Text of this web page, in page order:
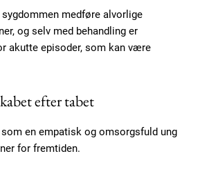
Plans
sygdommen medføre alvorlige
og selv med behandling er
akutte episoder, som kan være
efter tabet
en empatisk og omsorgsfuld ung
for fremtiden.